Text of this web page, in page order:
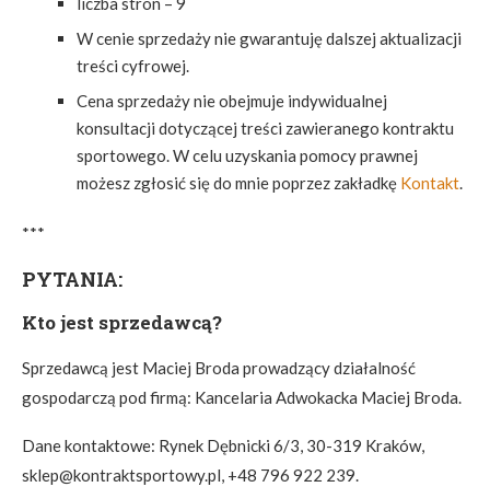
W cenie sprzedaży nie gwarantuję dalszej aktualizacji
treści cyfrowej.
Cena sprzedaży nie obejmuje indywidualnej
konsultacji dotyczącej treści zawieranego kontraktu
sportowego. W celu uzyskania pomocy prawnej
możesz zgłosić się do mnie poprzez zakładkę Kontakt.
***
PYTANIA:
Kto jest sprzedawcą?
Sprzedawcą jest Maciej Broda prowadzący działalność
gospodarczą pod firmą: Kancelaria Adwokacka Maciej Broda.
Dane kontaktowe: Rynek Dębnicki 6/3, 30-319 Kraków,
sklep@kontraktsportowy.pl, +48 796 922 239.